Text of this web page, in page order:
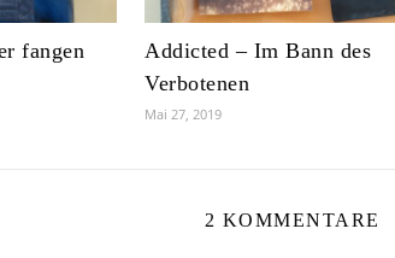
fangen
Addicted – Im Bann des
Verbotenen
Mai 27, 2019
2 KOMMENTARE